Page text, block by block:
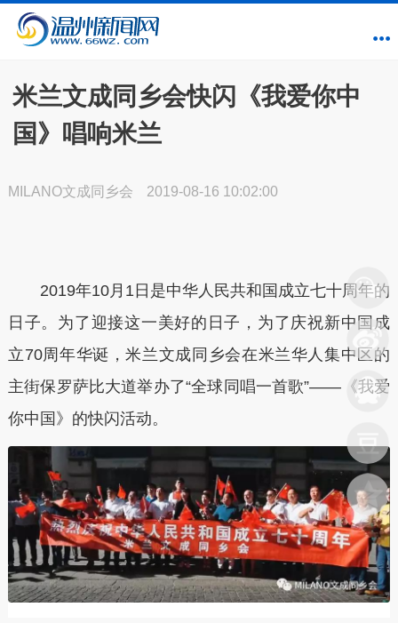
米兰文成同乡会快闪《我爱你中
国》唱响米兰
MILANO文成同乡会 2019-08-16 10:02:00
2019年10月1日是中华人民共和国成立七十周年的
日子。为了迎接这一美好的日子，为了庆祝新中国成
立70周年华诞，米兰文成同乡会在米兰华人集中区的
主街保罗萨比大道举办了“全球同唱一首歌”——《我爱
你中国》的快闪活动。